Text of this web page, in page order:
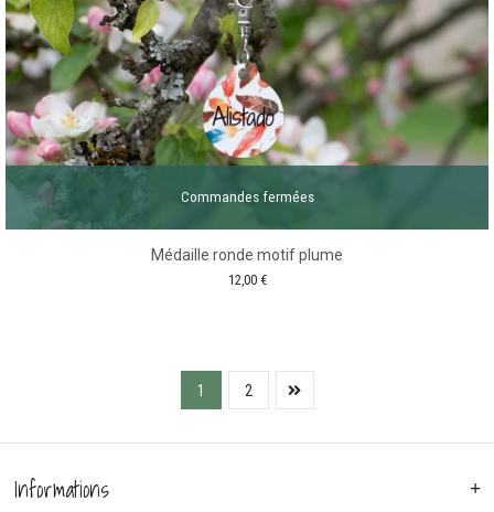
Commandes fermées
Médaille ronde motif plume
12,00 €
1 2
Informations